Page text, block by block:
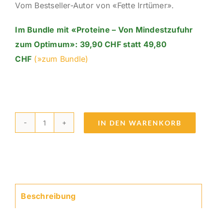
Vom Bestseller-Autor von «Fette Irrtümer».
Im Bundle mit «Proteine – Von Mindestzufuhr
zum Optimum»: 39,90 CHF statt 49,80
CHF (»zum Bundle)
E-
IN DEN WARENKORB
Beschreibung